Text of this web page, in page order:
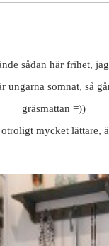
sådan här frihet,
ungarna somnat, så
gräsmattan =))
mycket lättare,